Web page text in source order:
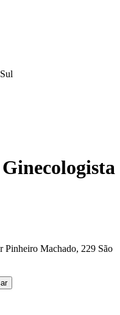
Ginecologista
Pinheiro Machado, 229 São